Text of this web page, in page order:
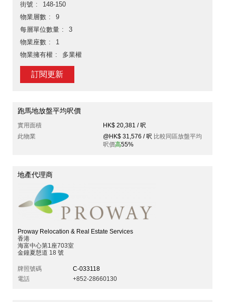
街號
148-150
物業層數
9
每層單位數量
3
物業座數
1
物業擁有權
多業權
訂閱更新
跑馬地放盤平均呎價
實用面積
HK$ 20,381 / 呎
此物業
@HK$ 31,576 / 呎 比較同區放盤平均
呎價高55%
地產代理商
Proway Relocation & Real Estate Services
香港
海富中心第1座703室
金鐘夏慤道 18 號
牌照號碼
C-033118
電話
+852-28660130